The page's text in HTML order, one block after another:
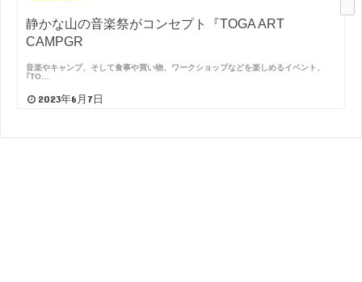
静かな山の音楽祭がコンセプト『TOGA ART
CAMPGR
音楽やキャンプ、そして食事や買い物、ワークショップなどを楽しめるイベント、
｢TO…
2023年6月7日